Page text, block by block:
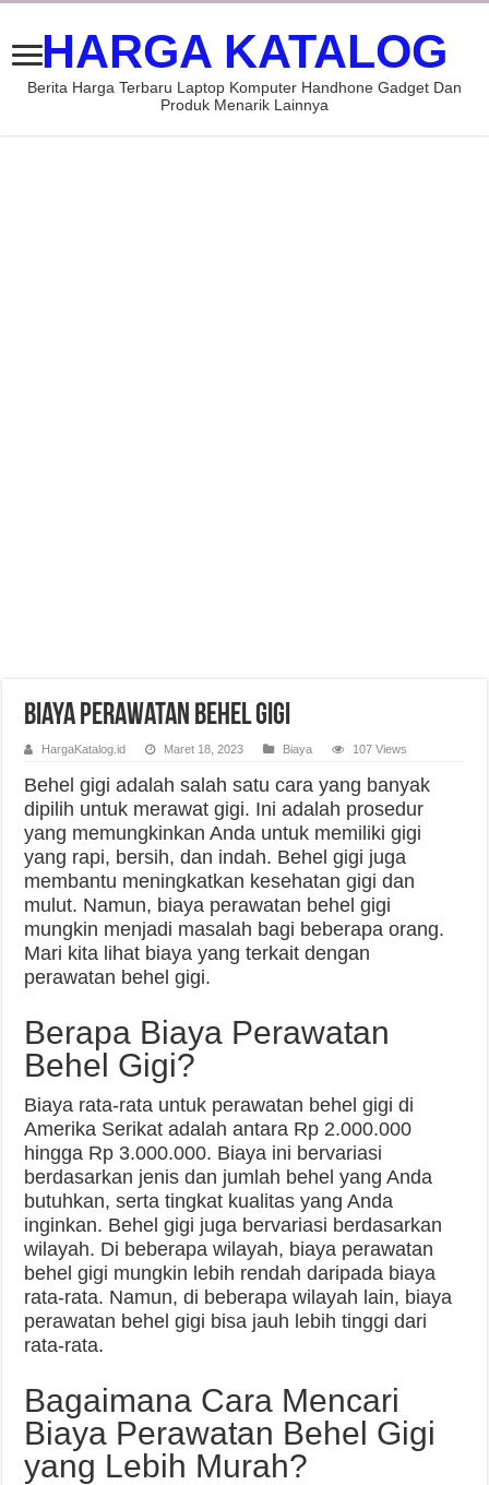
HARGA KATALOG
Berita Harga Terbaru Laptop Komputer Handhone Gadget Dan
Produk Menarik Lainnya
Biaya Perawatan Behel Gigi
HargaKatalog.id Maret 18, 2023 Biaya 107 Views
Behel gigi adalah salah satu cara yang banyak
dipilih untuk merawat gigi. Ini adalah prosedur
yang memungkinkan Anda untuk memiliki gigi
yang rapi, bersih, dan indah. Behel gigi juga
membantu meningkatkan kesehatan gigi dan
mulut. Namun, biaya perawatan behel gigi
mungkin menjadi masalah bagi beberapa orang.
Mari kita lihat biaya yang terkait dengan
perawatan behel gigi.
Berapa Biaya Perawatan
Behel Gigi?
Biaya rata-rata untuk perawatan behel gigi di
Amerika Serikat adalah antara Rp 2.000.000
hingga Rp 3.000.000. Biaya ini bervariasi
berdasarkan jenis dan jumlah behel yang Anda
butuhkan, serta tingkat kualitas yang Anda
inginkan. Behel gigi juga bervariasi berdasarkan
wilayah. Di beberapa wilayah, biaya perawatan
behel gigi mungkin lebih rendah daripada biaya
rata-rata. Namun, di beberapa wilayah lain, biaya
perawatan behel gigi bisa jauh lebih tinggi dari
rata-rata.
Bagaimana Cara Mencari
Biaya Perawatan Behel Gigi
yang Lebih Murah?